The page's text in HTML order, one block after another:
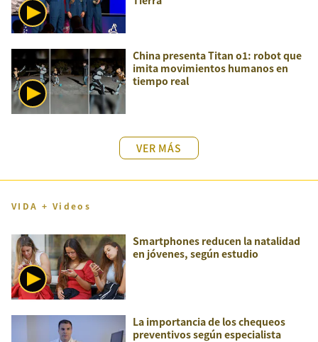
China presenta Titan o1: robot que
imita movimientos humanos en
tiempo real
VER MÁS
VIDA + Videos
Smartphones reducen la natalidad
en jóvenes, según estudio
La importancia de los chequeos
preventivos según especialista